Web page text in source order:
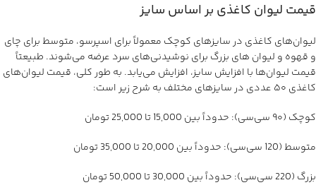
قیمت لیوان کاغذی بر اساس سایز
لیوان‌های کاغذی در سایزهای کوچک معمولاً برای اسپرسو، متوسط برای چای
و قهوه و لیوان های بزرگ برای نوشیدنی‌های سرد عرضه می‌شوند. طبیعتاً
قیمت لیوان‌ها با افزایش سایز، افزایش می‌یابد. به طور کلی، قیمت لیوان‌های
کاغذی ۵۰ عددی در سایزهای مختلف به شرح زیر است:
کوچک (۹۰ سی‌سی): حدوداً بین 15,000 تا 25,000 تومان
متوسط (120 سی‌سی): حدوداً بین 20,000 تا 35,000 تومان
بزرگ (220 سی‌سی): حدوداً بین 30,000 تا 50,000 تومان